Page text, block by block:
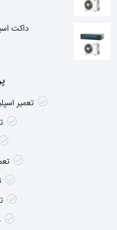
داکت
تعمیر